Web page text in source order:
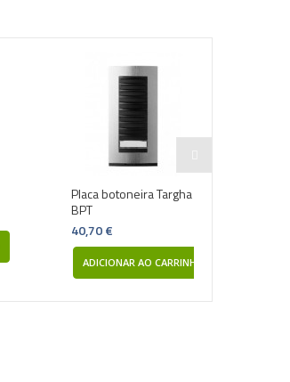
Placa botoneira Targha HPC/1 ST
BPT
40,70 €
ADICIONAR AO CARRINHO